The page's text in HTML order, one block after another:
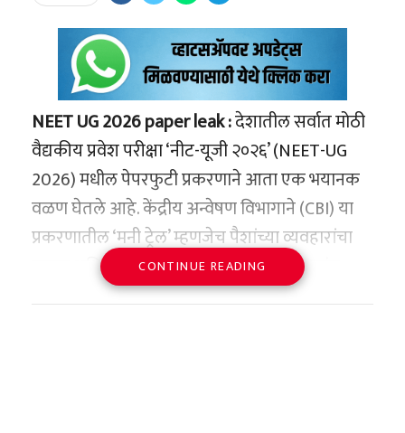
NEET UG 2026 paper leak :देशातील सर्वात मोठी
वैद्यकीय प्रवेश परीक्षा ‘नीट-यूजी २०२६’ (NEET-UG
2026) मधील पेपरफुटी प्रकरणाने आता एक भयानक
वळण घेतले आहे. केंद्रीय अन्वेषण विभागाने (CBI) या
प्रकरणातील ‘मनी ट्रेल’ म्हणजेच पैशांच्या व्यवहारांचा
तपास अधिक तीव्र केला असून, या तपासात अत्यंत
धक्कादायक माहिती समोर आली आहे. परीक्षेच्या
CONTINUE READING